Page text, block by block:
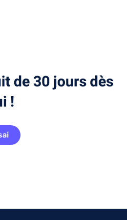
de 30 jours dès
!